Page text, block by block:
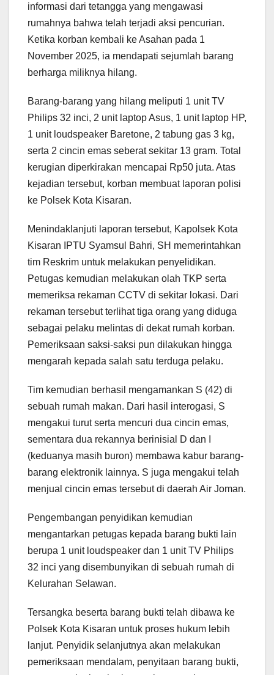
informasi dari tetangga yang mengawasi
rumahnya bahwa telah terjadi aksi pencurian.
Ketika korban kembali ke Asahan pada 1
November 2025, ia mendapati sejumlah barang
berharga miliknya hilang.
Barang-barang yang hilang meliputi 1 unit TV
Philips 32 inci, 2 unit laptop Asus, 1 unit laptop HP,
1 unit loudspeaker Baretone, 2 tabung gas 3 kg,
serta 2 cincin emas seberat sekitar 13 gram. Total
kerugian diperkirakan mencapai Rp50 juta. Atas
kejadian tersebut, korban membuat laporan polisi
ke Polsek Kota Kisaran.
Menindaklanjuti laporan tersebut, Kapolsek Kota
Kisaran IPTU Syamsul Bahri, SH memerintahkan
tim Reskrim untuk melakukan penyelidikan.
Petugas kemudian melakukan olah TKP serta
memeriksa rekaman CCTV di sekitar lokasi. Dari
rekaman tersebut terlihat tiga orang yang diduga
sebagai pelaku melintas di dekat rumah korban.
Pemeriksaan saksi-saksi pun dilakukan hingga
mengarah kepada salah satu terduga pelaku.
Tim kemudian berhasil mengamankan S (42) di
sebuah rumah makan. Dari hasil interogasi, S
mengakui turut serta mencuri dua cincin emas,
sementara dua rekannya berinisial D dan I
(keduanya masih buron) membawa kabur barang-
barang elektronik lainnya. S juga mengakui telah
menjual cincin emas tersebut di daerah Air Joman.
Pengembangan penyidikan kemudian
mengantarkan petugas kepada barang bukti lain
berupa 1 unit loudspeaker dan 1 unit TV Philips
32 inci yang disembunyikan di sebuah rumah di
Kelurahan Selawan.
Tersangka beserta barang bukti telah dibawa ke
Polsek Kota Kisaran untuk proses hukum lebih
lanjut. Penyidik selanjutnya akan melakukan
pemeriksaan mendalam, penyitaan barang bukti,